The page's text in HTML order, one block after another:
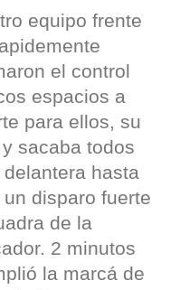
equipo frente
el control
espacios a
para ellos, su
sacaba todos
hasta
disparo fuerte
de la
2 minutos
la marcá de